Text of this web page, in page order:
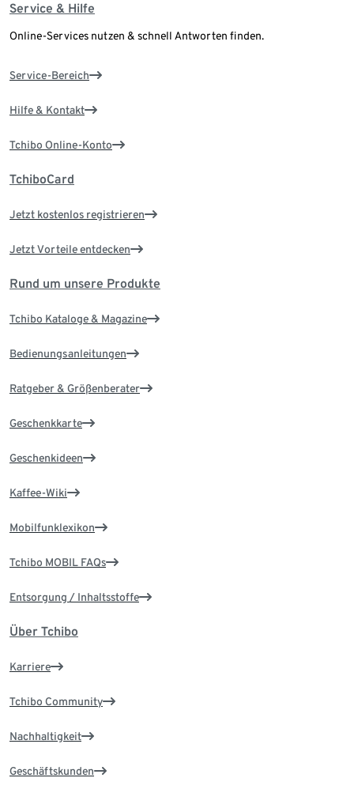
Service & Hilfe
Online-Services nutzen & schnell Antworten finden.
Service-Bereich
Hilfe & Kontakt
Tchibo Online-Konto
TchiboCard
Jetzt kostenlos registrieren
Jetzt Vorteile entdecken
Rund um unsere Produkte
Tchibo Kataloge & Magazine
Bedienungsanleitungen
Ratgeber & Größenberater
Geschenkkarte
Geschenkideen
Kaffee-Wiki
Mobilfunklexikon
Tchibo MOBIL FAQs
Entsorgung / Inhaltsstoffe
Über Tchibo
Karriere
Tchibo Community
Nachhaltigkeit
Geschäftskunden